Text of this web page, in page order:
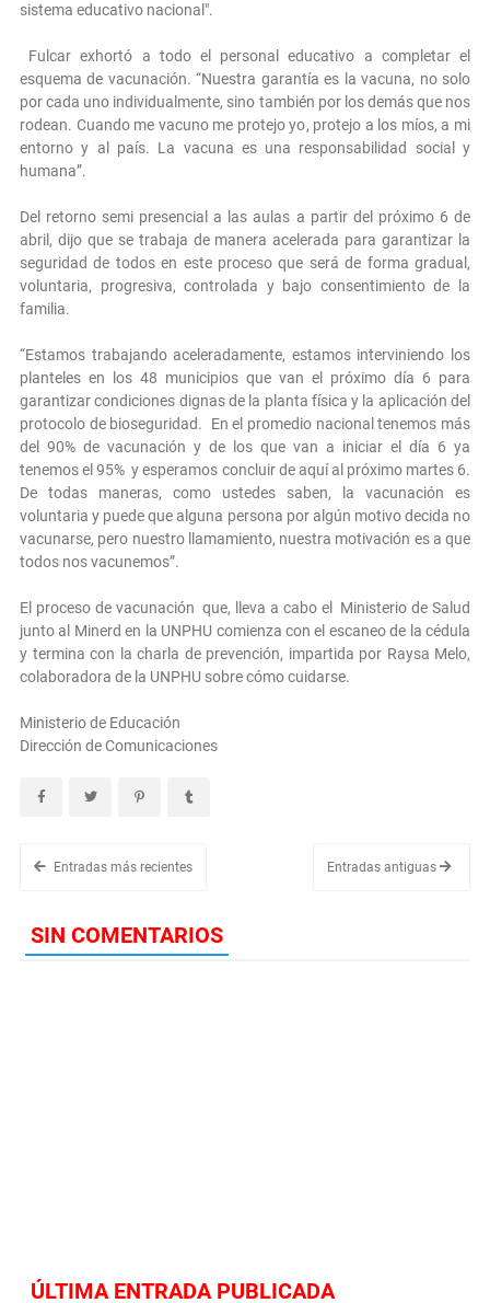
sistema educativo nacional".
Fulcar exhortó a todo el personal educativo a completar el
esquema de vacunación. “Nuestra garantía es la vacuna, no solo
por cada uno individualmente, sino también por los demás que nos
rodean. Cuando me vacuno me protejo yo, protejo a los míos, a mi
entorno y al país. La vacuna es una responsabilidad social y
humana”.
Del retorno semi presencial a las aulas a partir del próximo 6 de
abril, dijo que se trabaja de manera acelerada para garantizar la
seguridad de todos en este proceso que será de forma gradual,
voluntaria, progresiva, controlada y bajo consentimiento de la
familia.
“Estamos trabajando aceleradamente, estamos interviniendo los
planteles en los 48 municipios que van el próximo día 6 para
garantizar condiciones dignas de la planta física y la aplicación del
protocolo de bioseguridad. En el promedio nacional tenemos más
del 90% de vacunación y de los que van a iniciar el día 6 ya
tenemos el 95% y esperamos concluir de aquí al próximo martes 6.
De todas maneras, como ustedes saben, la vacunación es
voluntaria y puede que alguna persona por algún motivo decida no
vacunarse, pero nuestro llamamiento, nuestra motivación es a que
todos nos vacunemos”.
El proceso de vacunación que, lleva a cabo el Ministerio de Salud
junto al Minerd en la UNPHU comienza con el escaneo de la cédula
y termina con la charla de prevención, impartida por Raysa Melo,
colaboradora de la UNPHU sobre cómo cuidarse.
Ministerio de Educación
Dirección de Comunicaciones
Entradas más recientes Entradas antiguas
SIN COMENTARIOS
ÚLTIMA ENTRADA PUBLICADA